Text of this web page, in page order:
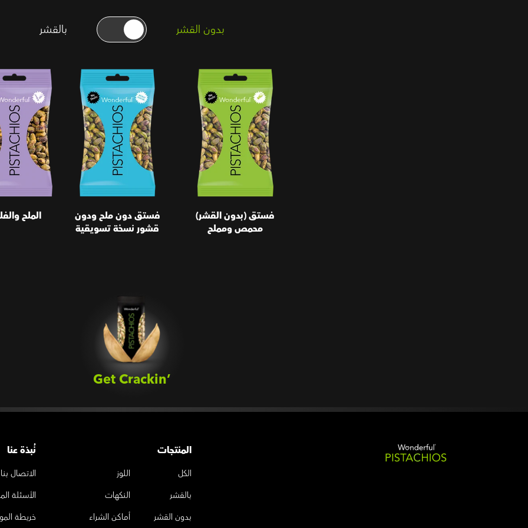
بدون القشر بالقشر
فستق (بدون القشر)
محمص ومملح
فستق (بدون القشر)
محمص ومملح
فستق دون ملح ودون
قشور نسخة تسويقية
فستق دون ملح ودون
قشور نسخة تسويقية
الملح والفلفل
الملح
Get Crackin’‎
المنتجات
الكل
بالقشر
بدون القشر
اللوز
النكهات
أماكن الشراء
نُبذة عنا
الاتصال بنا
الأسئلة
خريطة